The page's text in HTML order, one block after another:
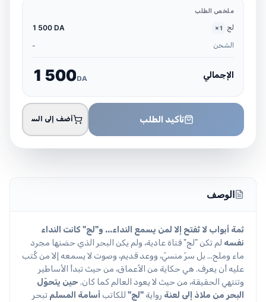
ملخص الطلب
لج ×1
1 500 DA
الشحن -
الإجمالي 1 500DA
تأكيد الطلب أضف إلى السلة
الوصف
ثمة أبواب لا تُفتح إلا لمن يسمع النداء... و"لج" كانت النداء
نفسه لم تكن "لج" فتاة عادية، ولم يكن البحر الذي حضنها مجرد
ماء وملح... بل سرّ منسيّ، ووعد قديم، وصوت لا يسمعه إلا من كُتب
عليه أن يعرف. هي حكاية من الأعماق، من حيث تبدأ الأساطير
وتنتهي الحقيقة، من حيث لا يعود العالم كما كان. حين يتحوّل
البحر من ملاذ إلى لعنة رواية "لج" للكاتب أسامة المسلم تبحر